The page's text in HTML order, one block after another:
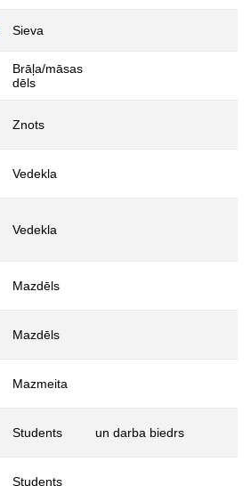
Sieva
Brāļa/māsas
dēls
Znots
Vedekla
Vedekla
Mazdēls
Mazdēls
Mazmeita
Students un darba biedrs
Students